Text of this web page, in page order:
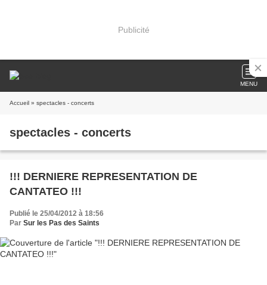
Publicité
MENU
Accueil » spectacles - concerts
spectacles - concerts
!!! DERNIERE REPRESENTATION DE
CANTATEO !!!
Publié le 25/04/2012 à 18:56
Par Sur les Pas des Saints